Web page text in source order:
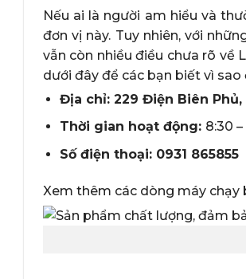
Nếu ai là người am hiểu và
đơn vị này. Tuy nhiên, với
vẫn còn nhiều điều chưa rõ về
dưới đây để các bạn biết vì
Địa chỉ: 229 Điện Biên
Thời gian hoạt động: 8:30
Số điện thoại: 0931 865855
Xem thêm các dòng máy chạy